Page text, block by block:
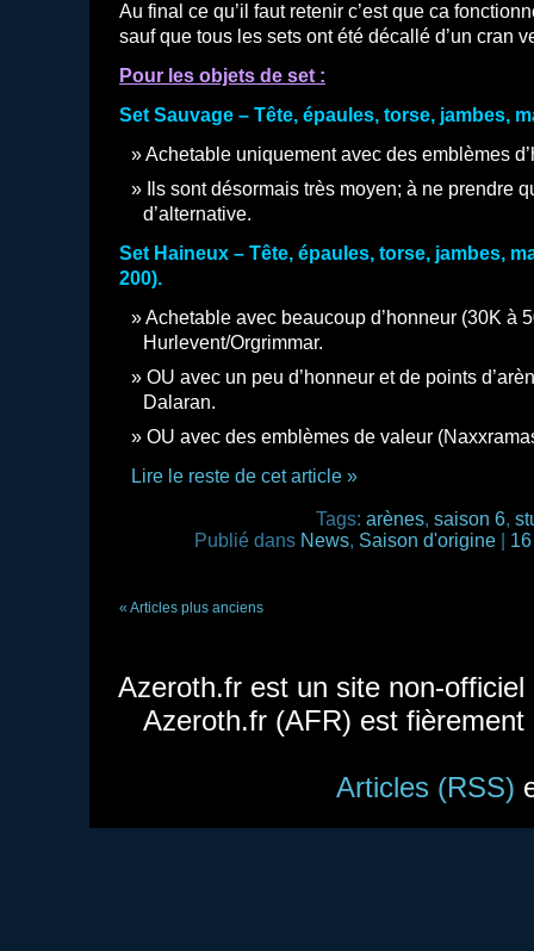
Au final ce qu’il faut retenir c’est que ca
sauf que tous les sets ont été décallé d’un cran
Pour les objets de set :
Set Sauvage – Tête, épaules, torse, jambes,
Achetable uniquement avec des emblèmes
Ils sont désormais très moyen; à ne prendre
d’alternative.
Set Haineux – Tête, épaules, torse, jambes,
200).
Achetable avec beaucoup d’honneur (30K à
Hurlevent/Orgrimmar.
OU avec un peu d’honneur et de points
Dalaran.
OU avec des emblèmes de valeur
Lire le reste de cet article »
Tags: arènes, saison 6,
Publié dans News, Saison d'origine|
« Articles plus anciens
Azeroth.fr est un site non-
Azeroth.fr (AFR) est
Articles (RSS)